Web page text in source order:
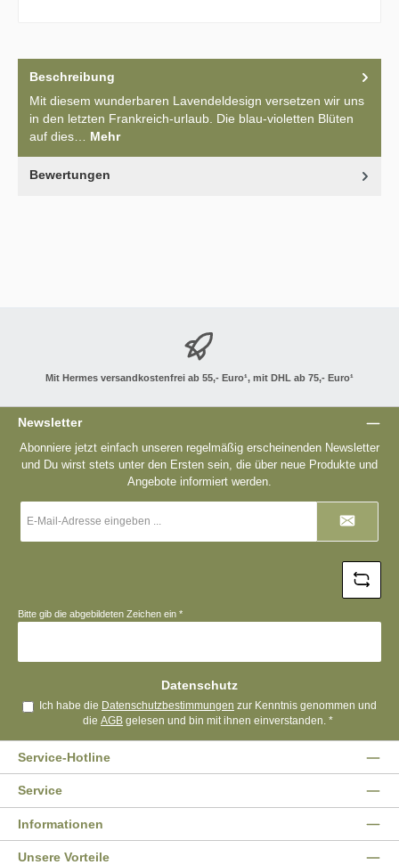
Beschreibung
Mit diesem wunderbaren Lavendeldesign versetzen wir uns
in den letzten Frankreich-urlaub. Die blau-violetten Blüten
auf dies… Mehr
Bewertungen
Mit Hermes versandkostenfrei ab 55,- Euro¹, mit DHL ab 75,- Euro¹
Newsletter
Abonniere jetzt einfach unseren regelmäßig erscheinenden Newsletter
und Du wirst stets unter den Ersten sein, die über neue Produkte und
Angebote informiert werden.
Mail-
Bitte gib die abgebildeten Zeichen ein *
Datenschutz
Ich habe die Datenschutzbestimmungen zur Kenntnis genommen und
dieAGB gelesen und bin mit ihnen einverstanden.*
Service-Hotline
Service
Informationen
Unsere Vorteile